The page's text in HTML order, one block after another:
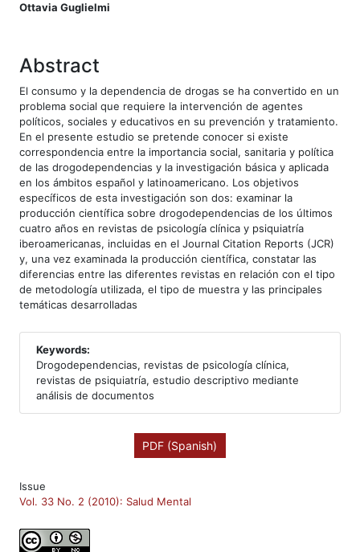
Ottavia Guglielmi
Abstract
El consumo y la dependencia de drogas se ha convertido en un
problema social que requiere la intervención de agentes
políticos, sociales y educativos en su prevención y tratamiento.
En el presente estudio se pretende conocer si existe
correspondencia entre la importancia social, sanitaria y política
de las drogodependencias y la investigación básica y aplicada
en los ámbitos español y latinoamericano. Los objetivos
específicos de esta investigación son dos: examinar la
producción científica sobre drogodependencias de los últimos
cuatro años en revistas de psicología clínica y psiquiatría
iberoamericanas, incluidas en el Journal Citation Reports (JCR)
y, una vez examinada la producción científica, constatar las
diferencias entre las diferentes revistas en relación con el tipo
de metodología utilizada, el tipo de muestra y las principales
temáticas desarrolladas
Keywords:
Drogodependencias, revistas de psicología clínica,
revistas de psiquiatría, estudio descriptivo mediante
análisis de documentos
PDF (Spanish)
Issue
Vol. 33 No. 2 (2010): Salud Mental